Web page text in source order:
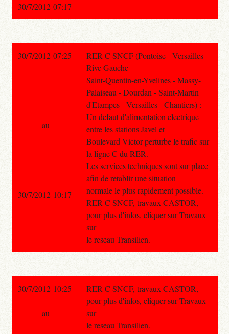
30/7/2012 07:17
30/7/2012 07:25
RER C SNCF (Pontoise - Versailles -
Rive Gauche -
Saint-Quentin-en-Yvelines - Massy-
Palaiseau - Dourdan - Saint-Martin
d'Etampes - Versailles - Chantiers) :
Un defaut d'alimentation electrique
entre les stations Javel et
Boulevard Victor perturbe le trafic sur
la ligne C du RER.
Les services techniques sont sur place
afin de retablir une situation
normale le plus rapidement possible.
RER C SNCF, travaux CASTOR,
pour plus d'infos, cliquer sur Travaux
sur
le reseau Transilien.
au
30/7/2012 10:17
30/7/2012 10:25
RER C SNCF, travaux CASTOR,
pour plus d'infos, cliquer sur Travaux
sur
le reseau Transilien.
au